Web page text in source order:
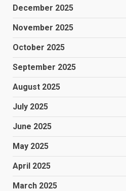
December 2025
November 2025
October 2025
September 2025
August 2025
July 2025
June 2025
May 2025
April 2025
March 2025